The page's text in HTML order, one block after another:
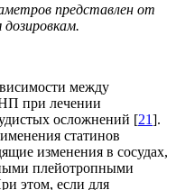
представлен от
дозировкам.
между
при лечении
осложнений [21].
статинов
изменения в сосудах,
плейотропными
этом, если для